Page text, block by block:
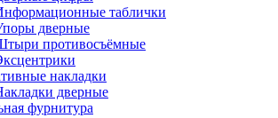
таблички
дверные
противосъёмные
накладки
дверные
фурнитура